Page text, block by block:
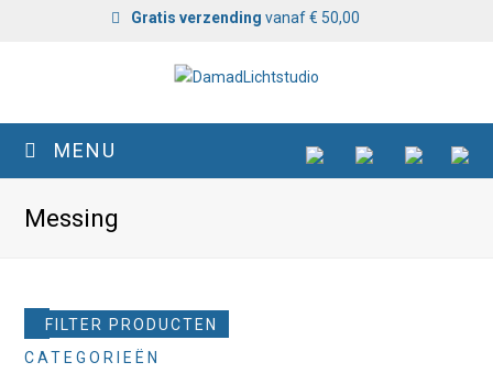
Gratis verzending vanaf € 50,00
MENU
Messing
FILTER PRODUCTEN
CATEGORIEËN